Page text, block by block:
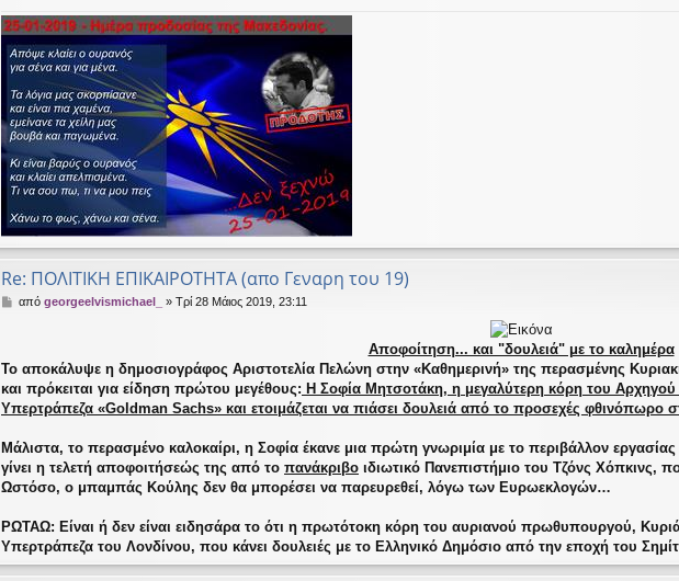
Re: ΠΟΛΙΤΙΚΗ ΕΠΙΚΑΙΡΟΤΗΤΑ (απο Γεναρη του 19)
Δ
σ
ί
υ
η
από georgeelvismichael_ » Τρί 28 Μάιος 2019, 23:11
Αποφοίτηση... και "δουλειά" με το καλημέρα
Το αποκάλυψε η δημοσιογράφος Αριστοτελία Πελώνη στην «Καθημερινή» της περασμένης
και πρόκειται για είδηση πρώτου μεγέθους: Η Σοφία Μητσοτάκη, η μεγαλύτερη κόρη του
Υπερτράπεζα «Goldman Sachs» και ετοιμάζεται να πιάσει δουλειά από το προσεχές φθινόπωρο
Μάλιστα, το περασμένο καλοκαίρι, η Σοφία έκανε μια πρώτη γνωριμία με το περιβάλλον
γίνει η τελετή αποφοιτήσεώς της από το πανάκριβο ιδιωτικό Πανεπιστήμιο του Τζόνς Χόπκινς,
Ωστόσο, ο μπαμπάς Κούλης δεν θα μπορέσει να παρευρεθεί, λόγω των Ευρωεκλογών…
ΡΩΤΑΩ: Είναι ή δεν είναι ειδησάρα το ότι η πρωτότοκη κόρη του αυριανού πρωθυπουργού,
Υπερτράπεζα του Λονδίνου, που κάνει δουλειές με το Ελληνικό Δημόσιο από την εποχή του